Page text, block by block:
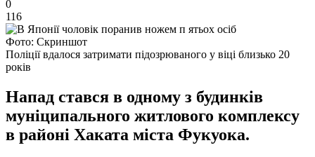
0
116
Фото: Скриншот
Поліції вдалося затримати підозрюваного у віці близько 20
років
Напад стався в одному з будинків
муніципального житлового комплексу
в районі Хаката міста Фукуока.